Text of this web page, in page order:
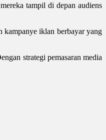
tampil di depan audiens
kampanye iklan berbayar yang
strategi pemasaran media